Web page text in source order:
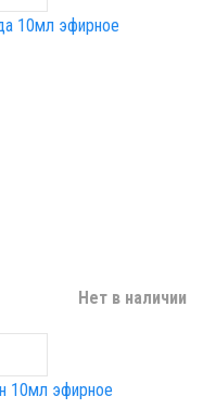
Нет в наличии